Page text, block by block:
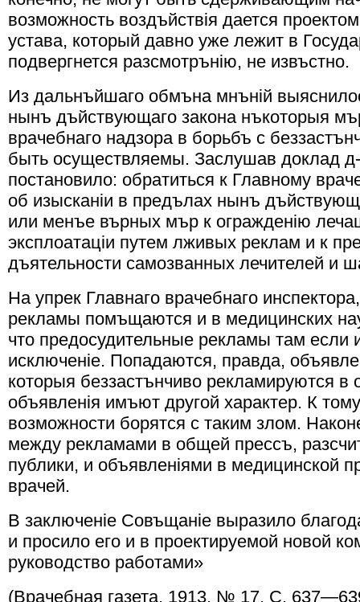
возможность воздъйствiя дается
устава, который давно уже лежит в
подвергнется разсмотрънiю, не извъстно.
Из дальнъйшаго обмъна мнънiй
нынъ дъйствующаго закона нъкоторыя
врачебнаго надзора в борьбъ с
быть осуществляемы. Заслушав доклад
постановило: обратиться к Главному
об изысканiи в предълах нынъ
или менъе върных мър к огражденiю
эксплоатацiи путем лживых реклам и к
дъятельности самозванных лечителей и
На упрек Главнаго врачебнаго
рекламы помъщаются и в медицинских
что предосудительные рекламы там если
исключенiе. Попадаются, правда,
которыя беззастънчиво рекламируются
объявленiя имъют другой характер. К
возможности борятся с таким злом.
между рекламами в общей прессъ,
публики, и объявленiями в медицинской
врачей.
В заключенiе Совъщанiе выразило
и просило его и в проектируемой новой
руководство работами»
(Врачебная газета, 1913, № 17, С.